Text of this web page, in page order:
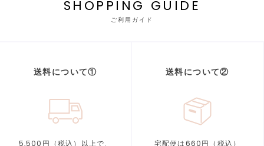
SHOPPING GUIDE
ご利用ガイド
送料について①
5,500円（税込）以上で、
送料について②
宅配便は660円（税込）